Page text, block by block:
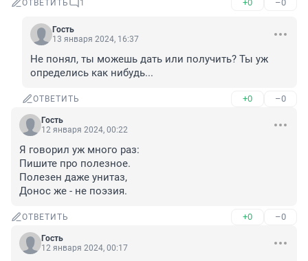
ОТВЕТИТЬ 1 +0 –0
Гость
13 января 2024, 16:37
Не понял, ты можешь дать или получить? Ты уж
определись как нибудь...
ОТВЕТИТЬ +0 –0
Гость
12 января 2024, 00:22
Я говорил уж много раз:
Пишите про полезное.
Полезен даже унитаз,
Донос же - не поэзия.
ОТВЕТИТЬ +0 –0
Гость
12 января 2024, 00:17